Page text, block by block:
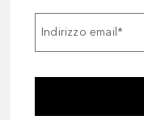
Indirizzo email*